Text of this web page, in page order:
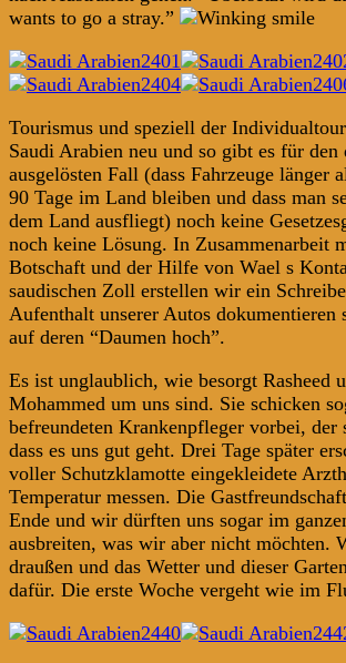
wants to go a stray.”
Tourismus und speziell der
Saudi Arabien neu und so gibt es für den
ausgelösten Fall (dass Fahrzeuge länger
90 Tage im Land bleiben und dass man
dem Land ausfliegt) noch keine
noch keine Lösung. In Zusammenarbeit
Botschaft und der Hilfe von Wael s
saudischen Zoll erstellen wir ein
Aufenthalt unserer Autos dokumentieren
auf deren “Daumen hoch”.
Es ist unglaublich, wie besorgt Rasheed
Mohammed um uns sind. Sie schicken
befreundeten Krankenpfleger vorbei, der
dass es uns gut geht. Drei Tage später
voller Schutzklamotte eingekleidete
Temperatur messen. Die
Ende und wir dürften uns sogar im
ausbreiten, was wir aber nicht möchten.
draußen und das Wetter und dieser
dafür. Die erste Woche vergeht wie im